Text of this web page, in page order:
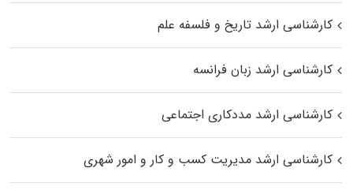
کارشناسی ارشد تاریخ و فلسفه علم
کارشناسی ارشد زبان فرانسه
کارشناسی ارشد مددکاری اجتماعی
کارشناسی ارشد مدیریت کسب و کار و امور شهری